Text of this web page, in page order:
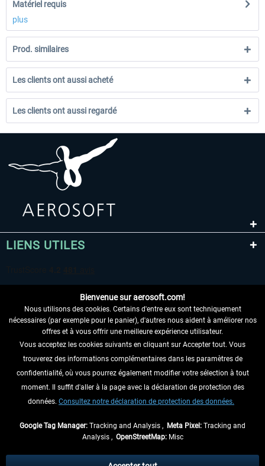
Matériel requis
plus
Prod. similaires
Les clients ont aussi acheté
Les clients ont aussi regardé
LIENS UTILES
RENONCER AU CONTRAT ICI
INFORMATIONS
NE MANQUEZ PAS LES DERNIÈRES
échéant, frais de remboursement, si aucune description contraire.
Bienvenue sur aerosoft.com!
Nous utilisons des cookies. Certains d'entre eux sont techniquement
nécessaires (par exemple pour le panier), d'autres nous aident à améliorer nos
offres et à vous offrir une meilleure expérience utilisateur.
Vous acceptez les cookies suivants en cliquant sur Accepter tout. Vous
trouverez des informations complémentaires dans les paramètres de
confidentialité, où vous pourrez également modifier votre sélection à tout
moment. Il suffit d'aller à la page avec la déclaration de protection des
données. Consultez notre déclaration de protection des données.
Google Tag Manager: Tracking and Analysis , Meta Pixel: Tracking and
Analysis , OpenStreetMap:Misc